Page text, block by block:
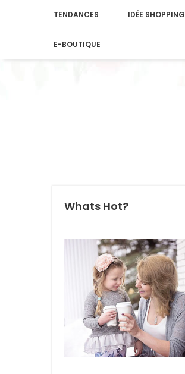
TENDANCES IDÉE SHOPPING
E-BOUTIQUE
Whats Hot?